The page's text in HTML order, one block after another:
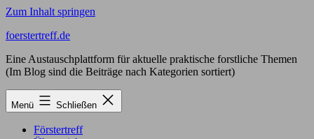
Zum Inhalt springen
foerstertreff.de
Eine Austauschplattform für aktuelle praktische forstliche Themen
(Im Blog sind die Beiträge nach Kategorien sortiert)
Menü Schließen
Förstertreff